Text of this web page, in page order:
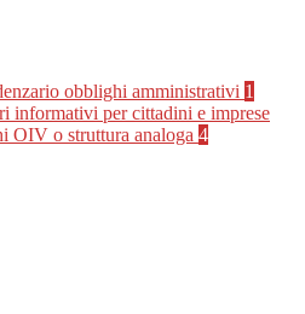
obblighi amministrativi 1
informativi per cittadini e imprese
OIV o struttura analoga 4